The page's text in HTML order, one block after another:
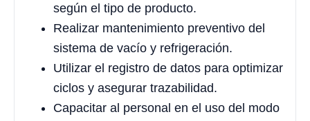
según el tipo de producto.
Realizar mantenimiento preventivo del
sistema de vacío y refrigeración.
Utilizar el registro de datos para optimizar
ciclos y asegurar trazabilidad.
Capacitar al personal en el uso del modo